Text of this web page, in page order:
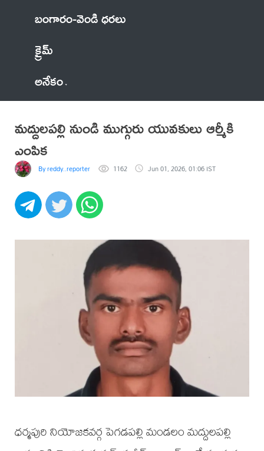
బంగారం-వెండి ధరలు
క్రైమ్
అనేకం
మద్దులపల్లి నుండి ముగ్గురు యువకులు ఆర్మీకి
ఎంపిక
By reddy..reporter 1162 Jun 01, 2026, 01:06 IST
ధర్మపురి నియోజకవర్గ పెగడపల్లి మండలం మద్దులపల్లి